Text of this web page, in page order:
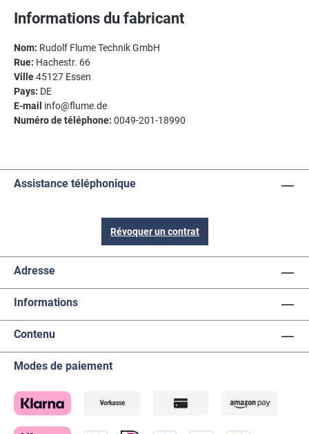
Informations du fabricant
Nom: Rudolf Flume Technik GmbH
Rue: Hachestr. 66
Ville45127 Essen
Pays: DE
E-mail info@flume.de
Numéro de téléphone: 0049-201-18990
Assistance téléphonique
Révoquer un contrat
Adresse
Informations
Contenu
Modes de paiement